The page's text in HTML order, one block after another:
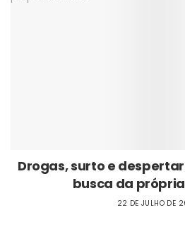
Drogas, surto e
busca da
22 DE JULHO DE